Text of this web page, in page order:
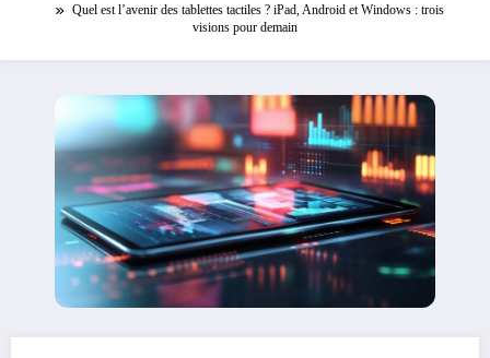
Quel est l’avenir des tablettes tactiles ? iPad, Android et Windows : trois
visions pour demain